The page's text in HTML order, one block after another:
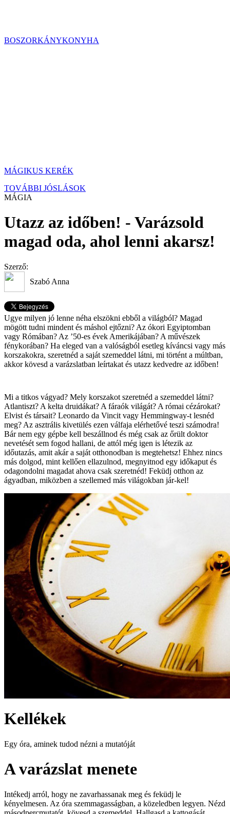
BOSZORKÁNYKONYHA
MÁGIKUS KERÉK
TOVÁBBI JÓSLÁSOK
MÁGIA
Utazz az időben! - Varázsold
magad oda, ahol lenni akarsz!
Szerző:
Szabó Anna
Ugye milyen jó lenne néha elszökni ebből a világból? Magad
mögött tudni mindent és máshol ejtőzni? Az ókori Egyiptomban
vagy Rómában? Az ’50-es évek Amerikájában? A művészek
fénykorában? Ha eleged van a valóságból esetleg kíváncsi vagy más
korszakokra, szeretnéd a saját szemeddel látni, mi történt a múltban,
akkor kövesd a varázslatban leírtakat és utazz kedvedre az időben!
Mi a titkos vágyad? Mely korszakot szeretnéd a szemeddel látni?
Atlantiszt? A kelta druidákat? A fáraók világát? A római cézárokat?
Elvist és társait? Leonardo da Vincit vagy Hemmingway-t lesnéd
meg? Az asztrális kivetülés ezen válfaja elérhetővé teszi számodra!
Bár nem egy gépbe kell beszállnod és még csak az őrült doktor
nevetését sem fogod hallani, de attól még igen is létezik az
időutazás, amit akár a saját otthonodban is megtehetsz! Ehhez nincs
más dolgod, mint kellően ellazulnod, megnyitnod egy időkaput és
odagondolni magadat ahova csak szeretnéd! Feküdj otthon az
ágyadban, miközben a szellemed más világokban jár-kel!
Kellékek
Egy óra, aminek tudod nézni a mutatóját
A varázslat menete
Intékedj arról, hogy ne zavarhassanak meg és feküdj le
kényelmesen. Az óra szemmagasságban, a közeledben legyen. Nézd